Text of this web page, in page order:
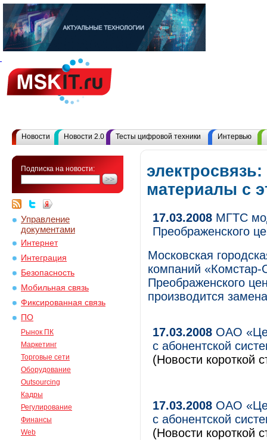
Новости Новости 2.0 Тесты цифровой техники Интервью
Подписка на новости:
Управление
документами
Интернет
Интеграция
Безопасность
Мобильная связь
Фиксированная связь
ПО
Рынок ПК
Маркетинг
Торговые сети
Оборудование
Outsourcing
Кадры
Регулирование
Финансы
Web
электросвязь:
материалы с
17.03.2008 МГТС
Преображенского
Московская
компаний
Преображенского
производится
17.03.2008 ОАО
с абонентской
(Новости короткой
17.03.2008 ОАО
с абонентской
(Новости короткой